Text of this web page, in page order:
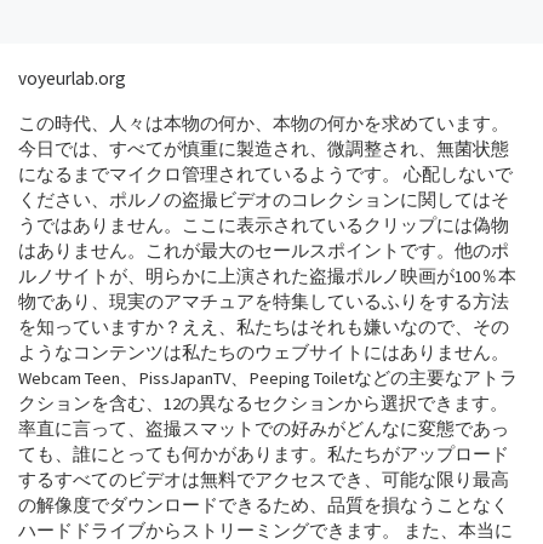
voyeurlab.org
この時代、人々は本物の何か、本物の何かを求めています。
今日では、すべてが慎重に製造され、微調整され、無菌状態
になるまでマイクロ管理されているようです。 心配しないで
ください、ポルノの盗撮ビデオのコレクションに関してはそ
うではありません。ここに表示されているクリップには偽物
はありません。これが最大のセールスポイントです。他のポ
ルノサイトが、明らかに上演された盗撮ポルノ映画が100％本
物であり、現実のアマチュアを特集しているふりをする方法
を知っていますか？ええ、私たちはそれも嫌いなので、その
ようなコンテンツは私たちのウェブサイトにはありません。
Webcam Teen、PissJapanTV、Peeping Toiletなどの主要なアトラ
クションを含む、12の異なるセクションから選択できます。
率直に言って、盗撮スマットでの好みがどんなに変態であっ
ても、誰にとっても何かがあります。私たちがアップロード
するすべてのビデオは無料でアクセスでき、可能な限り最高
の解像度でダウンロードできるため、品質を損なうことなく
ハードドライブからストリーミングできます。 また、本当に